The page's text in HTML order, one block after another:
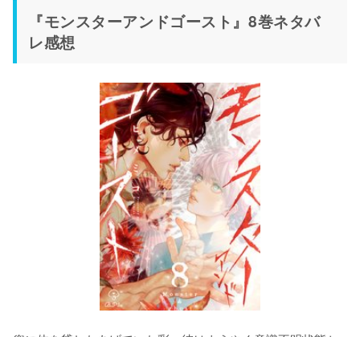
『モンスターアンドゴースト』8巻ネタバ
レ感想